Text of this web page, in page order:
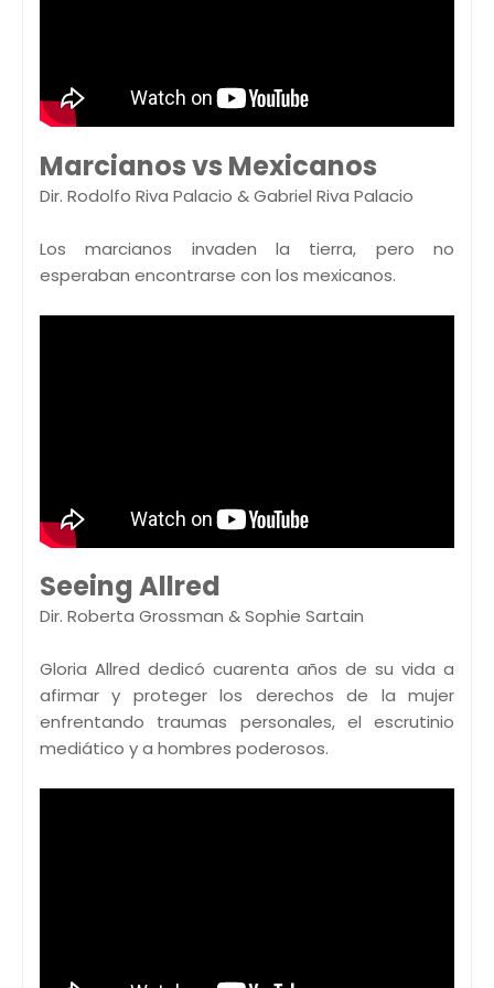
Marcianos vs Mexicanos
Dir. Rodolfo Riva Palacio & Gabriel Riva Palacio
Los marcianos invaden la tierra, pero no
esperaban encontrarse con los mexicanos.
Seeing Allred
Dir. Roberta Grossman & Sophie Sartain
Gloria Allred dedicó cuarenta años de su vida a
afirmar y proteger los derechos de la mujer
enfrentando traumas personales, el escrutinio
mediático y a hombres poderosos.